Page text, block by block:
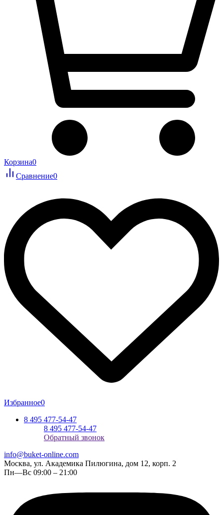
Корзина0
Сравнение0
Избранное0
8 495 477-54-47
8 495 477-54-47
Обратный звонок
info@buket-online.com
Москва, ул. Академика Пилюгина, дом 12, корп. 2
Пн—Вс 09:00 – 21:00